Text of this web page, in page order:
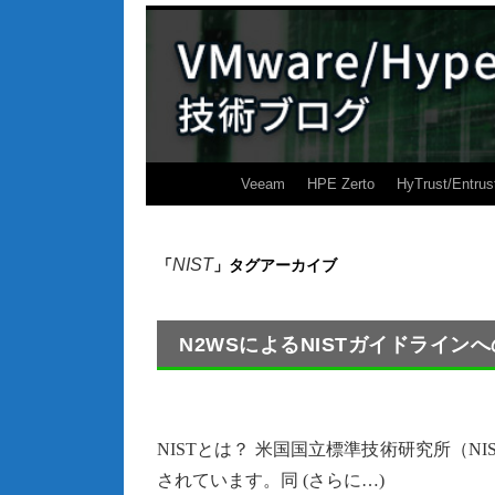
Veeam HPE Zerto HyTrust/
「NIST 」タグアーカイブ
N2WSによるNISTガイドラインへ
NISTとは？ 米国国立標準技術研究所（
されています。同 (さらに…)